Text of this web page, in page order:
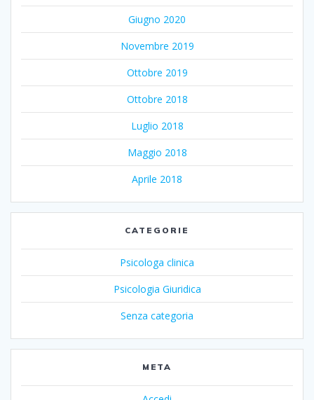
Giugno 2020
Novembre 2019
Ottobre 2019
Ottobre 2018
Luglio 2018
Maggio 2018
Aprile 2018
CATEGORIE
Psicologa clinica
Psicologia Giuridica
Senza categoria
META